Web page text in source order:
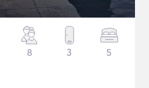
8 3 5